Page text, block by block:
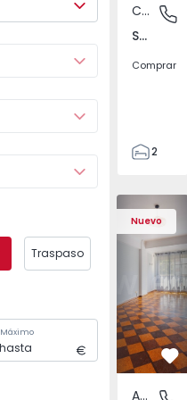
Traspaso
Máximo
Santa
Casa
Santa Bárbara, Ilha de São Miguel
Comprar
2
110
120
280
1
2
Nuevo
Apartamento T5
Apartamento